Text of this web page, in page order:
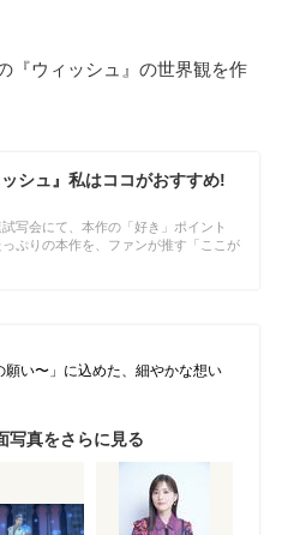
『ウィッシュ』の世界観を作
シュ』私はココがおすすめ!
写会にて、本作の「好き」ポイント
ぷりの本作を、ファンが推す「ここが
願い〜」に込めた、細やかな想い
写真をさらに見る